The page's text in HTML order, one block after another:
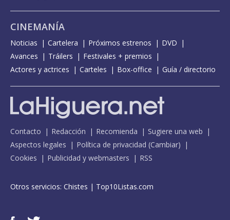
CINEMANÍA
Noticias Cartelera Próximos estrenos
DVD
Avances
Tráilers
Festivales + premios
Actores y actrices
Carteles Box-office Guía / directorio
Contacto Redacción Recomienda
Sugiere una web
Aspectos legales
Política de privacidad (Cambiar)
Cookies
Publicidad y webmasters RSS
Otros servicios: Chistes | Top10Listas.com